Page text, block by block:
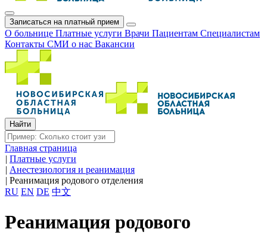
Записаться на платный прием
О больнице Платные услуги Врачи Пациентам Специалистам
Контакты СМИ о нас Вакансии
Главная страница
| Платные услуги
| Анестезиология и реанимация
| Реанимация родового отделения
RU EN DE 中文
Реанимация родового